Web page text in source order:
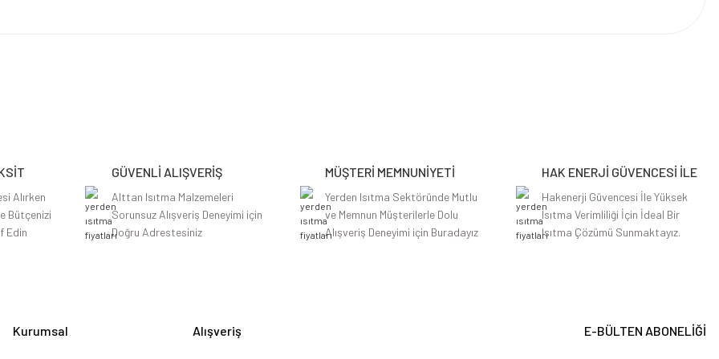
Alırken
Bütçenizi
Edin
GÜVENLİ ALIŞVERİŞ
Alttan Isıtma Malzemeleri
Sorunsuz Alışveriş Deneyimi için
Doğru Adrestesiniz
MÜŞTERİ MEMNUNİYETİ
Yerden Isıtma Sektöründe Mutlu
ve Memnun Müşterilerle Dolu
Alışveriş Deneyimi için Buradayız
HAK ENERJİ GÜVENCESİ İLE
Hakenerji Güvencesi İle Yüksek
Isıtma Verimliliği İçin İdeal Bir
Isıtma Çözümü Sunmaktayız.
Kurumsal Alışveriş E-BÜLTEN ABONELİĞİ